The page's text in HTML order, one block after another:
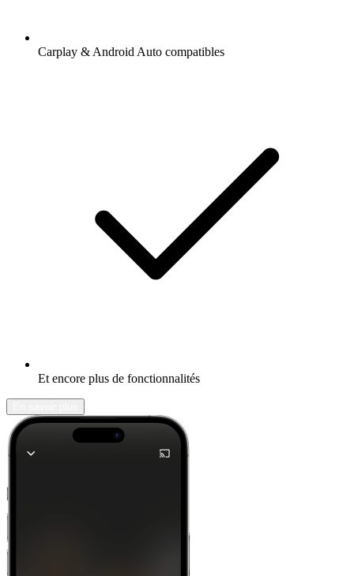
Carplay & Android Auto compatibles
Et encore plus de fonctionnalités